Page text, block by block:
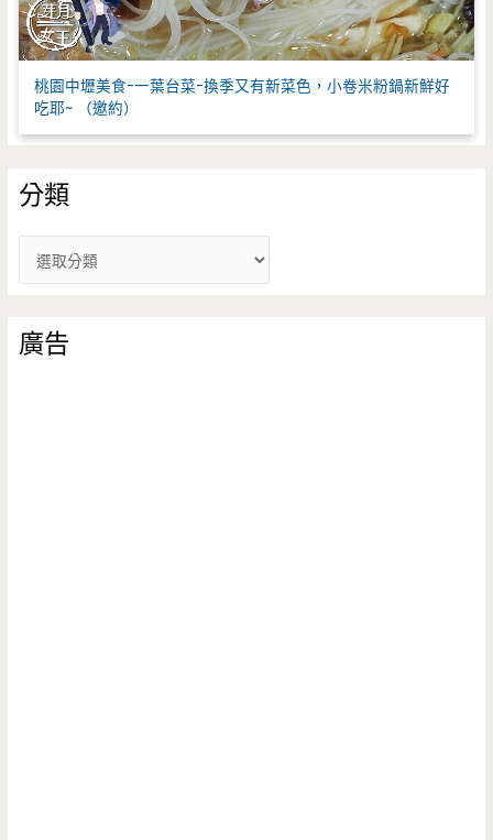
桃園中壢美食-一葉台菜-換季又有新菜色，小卷米粉鍋新鮮好
吃耶~ （邀約）
分類
類
廣告